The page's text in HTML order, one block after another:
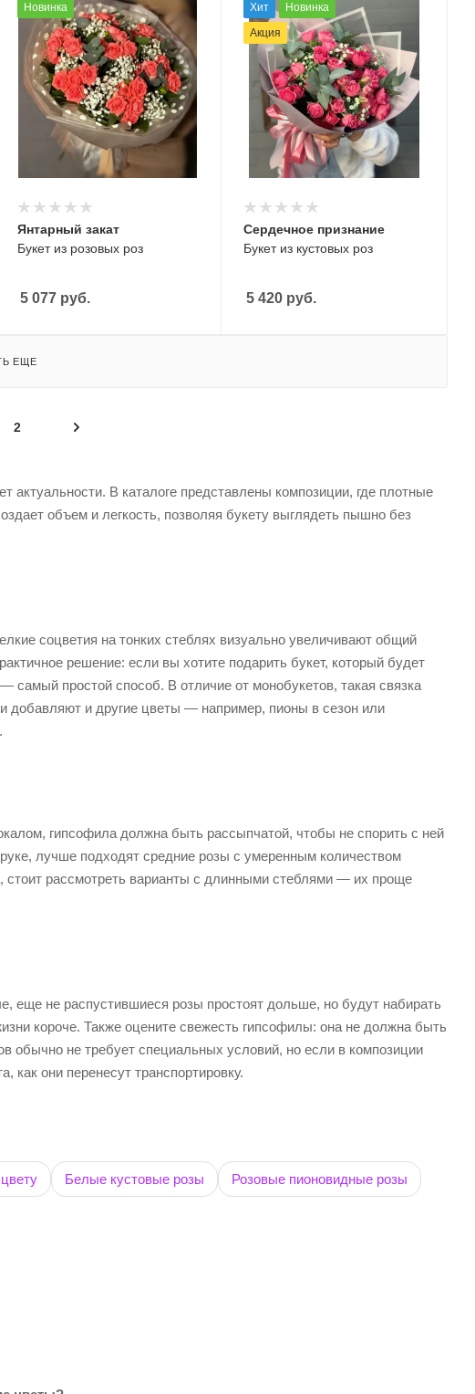
Новинка
Букет из розовых роз
Янтарный закат
5 077руб.
Хит
Новинка
Акция
Букет из кустовых роз
Сердечное признание
5 420руб.
ЕЩЕ
2
актуальности. В каталоге представлены композиции, где плотные
объем и легкость, позволяя букету выглядеть пышно без
соцветия на тонких стеблях визуально увеличивают общий
решение: если вы хотите подарить букет, который будет
самый простой способ. В отличие от монобукетов, такая связка
добавляют и другие цветы — например, пионы в сезон или
гипсофила должна быть рассыпчатой, чтобы не спорить с ней
лучше подходят средние розы с умеренным количеством
рассмотреть варианты с длинными стеблями — их проще
еще не распустившиеся розы простоят дольше, но будут набирать
короче. Также оцените свежесть гипсофилы: она не должна быть
обычно не требует специальных условий, но если в композиции
как они перенесут транспортировку.
Белые кустовые розы Розовые пионовидные розы